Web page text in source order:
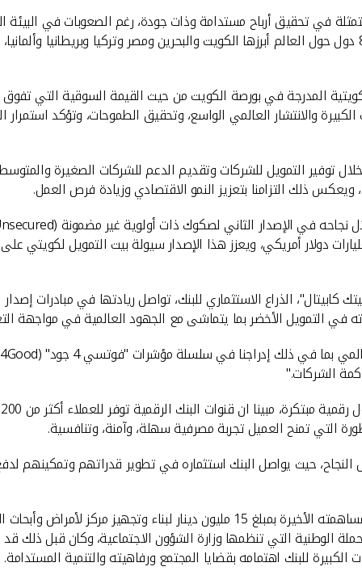
في تحقيق أرباح مستدامة وذات جودة، رغم الصعوبات في البيئة
والانتشار العالمي الواسع، وتحقيق الطموحات، وتؤكد استمرار
توفير التمويل للشركات وتقديم الدعم للشركات الصغيرة
ذلك التزامنا بتعزيز النمو الاقتصادي وزيادة فرص العمل.
مظلة برنامج صكوك بيت التمويل الكويتي، بقيمة إجمالية للبرنامج تعادل 4 مليارات دولار أمريكي، ويعزز هذا
الذراع الاستثماري للبنك، تواصل ريادتها في مبادرات إصدار
حيث يواصل البنك استثماره في تطوير قدراتهم وتمكينهم
على صعيد آخر، يواصل البنك ريادته في المسؤولية الاجتماعية، وتمثل ذلك في مساهمته
الغارمين ضمن الحملة الوطنية التي تنظمها وزارة الشؤون الاجتماعية، وكان